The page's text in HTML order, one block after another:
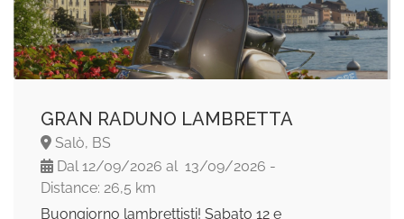
GRAN RADUNO LAMBRETTA
Salò, BS
Dal 12/09/2026 al 13/09/2026 -
Distance: 26,5 km
Buongiorno lambrettisti! Sabato 12 e